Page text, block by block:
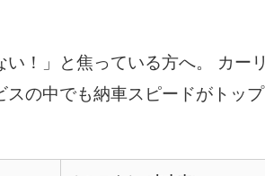
い！」と焦っている方へ。 カーリ
の中でも納車スピードがトップ